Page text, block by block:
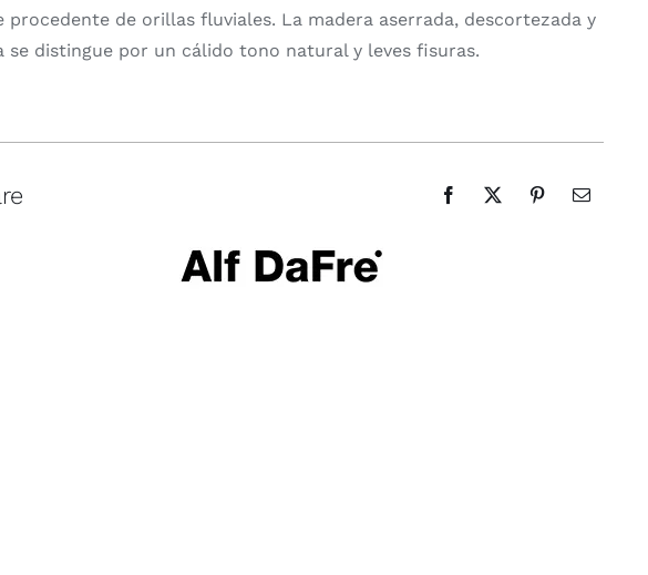
procedente de orillas fluviales. La madera aserrada, descortezada y
se distingue por un cálido tono natural y leves fisuras.